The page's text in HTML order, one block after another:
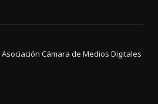
Cámara de Medios Digitales